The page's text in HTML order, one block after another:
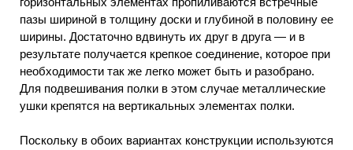
пазы шириной в толщину доски и глубиной в половину ее
ширины. Достаточно вдвинуть их друг в друга — и в
результате получается крепкое соединение, которое при
необходимости так же легко может быть и разобрано.
Для подвешивания полки в этом случае металлические
ушки крепятся на вертикальных элементах полки.
Поскольку в обоих вариантах конструкции используются